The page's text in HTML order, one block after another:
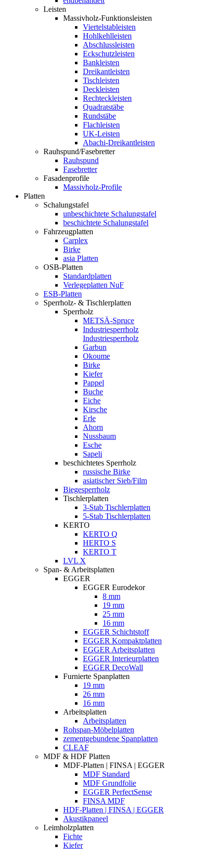
Leisten
Massivholz-Funktionsleisten
Viertelstableisten
Hohlkehlleisten
Abschlussleisten
Eckschutzleisten
Bankleisten
Dreikantleisten
Tischleisten
Deckleisten
Rechteckleisten
Quadratstäbe
Rundstäbe
Flachleisten
UK-Leisten
Abachi-Dreikantleisten
Rauhspund/Fasebretter
Rauhspund
Fasebretter
Fasadenprofile
Massivholz-Profile
Platten
Schalungstafel
unbeschichtete Schalungstafel
beschichtete Schalungstafel
Fahrzeugplatten
Carplex
Birke
asia Platten
OSB-Platten
Standardplatten
Verlegeplatten NuF
ESB-Platten
Sperrholz- & Tischlerplatten
Sperrholz
METSÄ-Spruce
Industriesperrholz
Industriesperrholz
Garbun
Okoume
Birke
Kiefer
Pappel
Buche
Eiche
Kirsche
Erle
Ahorn
Nussbaum
Esche
Sapeli
beschichtetes Sperrholz
russische Birke
asiatischer Sieb/Film
Biegesperrholz
Tischlerplatten
3-Stab Tischlerplatten
5-Stab Tischlerplatten
KERTO
KERTO Q
HERTO S
KERTO T
LVL X
Span- & Arbeitsplatten
EGGER
EGGER Eurodekor
8 mm
19 mm
25 mm
16 mm
EGGER Schichtstoff
EGGER Kompaktplatten
EGGER Arbeitsplatten
EGGER Interieurplatten
EGGER DecoWall
Furnierte Spanplatten
19 mm
26 mm
16 mm
Arbeitsplatten
Arbeitsplatten
Rohspan-Möbelplatten
zementgebundene Spanplatten
CLEAF
MDF & HDF Platten
MDF-Platten | FINSA | EGGER
MDF Standard
MDF Grundfolie
EGGER PerfectSense
FINSA MDF
HDF-Platten | FINSA | EGGER
Akustikpaneel
Leimholzplatten
Fichte
Kiefer